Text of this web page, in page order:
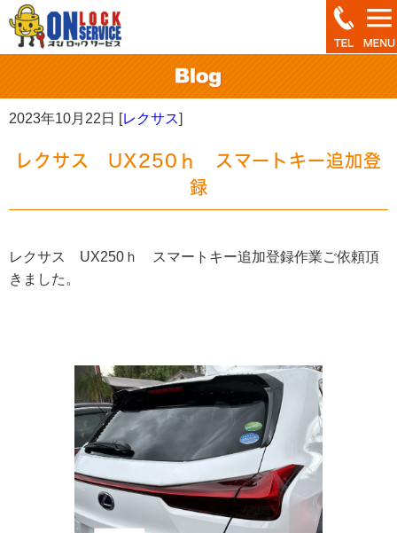
2023年10月22日 [レクサス]
レクサス UX250ｈ スマートキー追加登
録
レクサス UX250ｈ スマートキー追加登録作業ご依頼頂
きました。